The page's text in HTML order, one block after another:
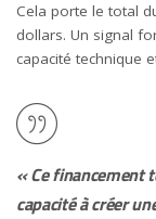
Cela porte le total
dollars. Un signal
capacité technique
« Ce financement
capacité à créer